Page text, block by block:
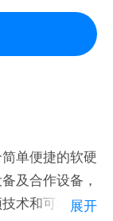
单便捷的软硬
及合作设备，
术和可靠稳定
展开